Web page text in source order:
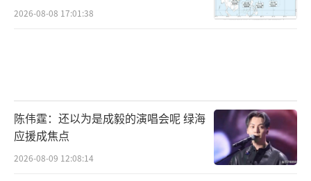
2026-08-08 17:01:38
陈伟霆：还以为是成毅的演唱会呢 绿海
应援成焦点
2026-08-09 12:08:14